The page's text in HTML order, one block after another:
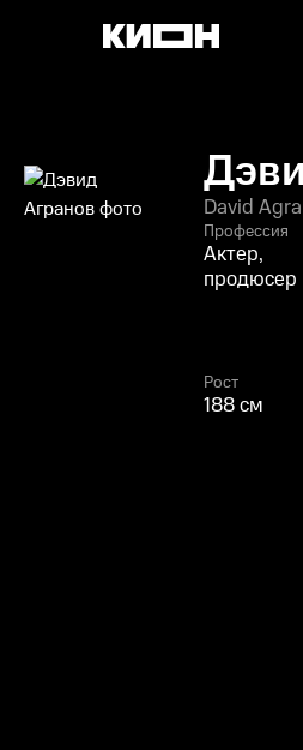
David
Профессия
Актер,
продюсер
Рост
188 см